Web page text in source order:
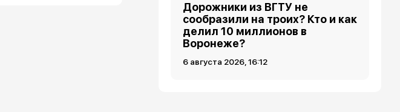
Дорожники из ВГТУ не
сообразили на троих? Кто и как
делил 10 миллионов в
Воронеже?
6 августа 2026, 16:12